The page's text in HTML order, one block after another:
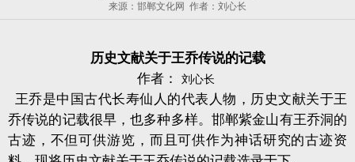
来源：邯郸文化网 作者：刘心长
历史文献关于王乔传说的记载
作者： 刘心长
王乔是中国古代长寿仙人的代表人物，历史文献关于王
乔传说的记载很早，也多种多样。邯郸紫金山有王乔洞的
古迹，不但可供游览，而且可供作为神话研究的古迹资